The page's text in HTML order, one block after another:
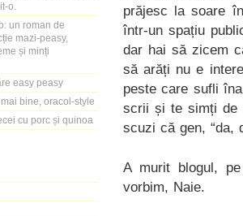
o.
un roman de
mazi-peasy,
și minți
easy peasy
bine, oracol-style
cu porc și quinoa
prăjesc la soare
într-un spațiu
dar hai să zicem
să arăți nu e
peste care sufli
scrii și te simți de
scuzi că gen, “da,
A murit blogul,
vorbim, Naie.